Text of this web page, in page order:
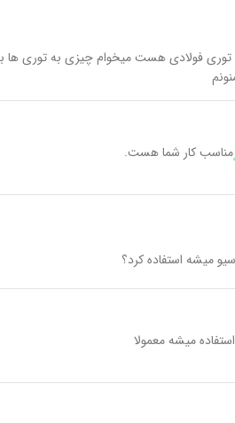
مناسب کار شما هست.
میشه استفاده کرد؟
میشه معمولا